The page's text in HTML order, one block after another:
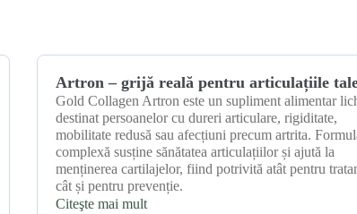
Artron – grijă reală pentru articulațiile
Gold Collagen Artron este un supliment alimentar
destinat persoanelor cu dureri articulare, rigiditate,
mobilitate redusă sau afecțiuni precum artrita.
complexă susține sănătatea articulațiilor și ajută la
menținerea cartilajelor, fiind potrivită atât pentru
cât și pentru prevenție.
Citeşte mai mult